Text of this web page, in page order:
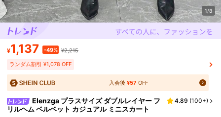
1/8
¥1,137 -49% ¥2,215
ランダム割引 ¥1,078 OFF
入会後¥57 OFF
Elenzga プラスサイズ ダブルレイヤー フ
リルヘム ベルベット カジュアル ミニスカート
4.89 (100+)